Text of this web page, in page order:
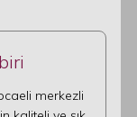
merkezli